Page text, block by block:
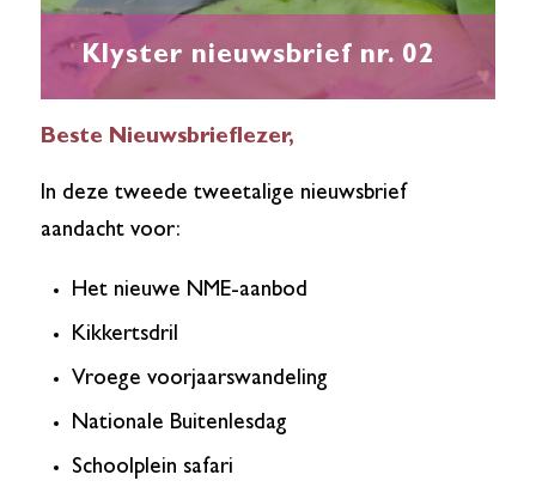
Klyster nieuwsbrief nr. 02
Beste Nieuwsbrieflezer,
In deze tweede tweetalige nieuwsbrief
aandacht voor:
Het nieuwe NME-aanbod
Kikkertsdril
Vroege voorjaarswandeling
Nationale Buitenlesdag
Schoolplein safari